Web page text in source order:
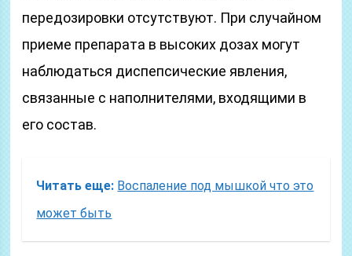
передозировки отсутствуют. При случайном
приеме препарата в высоких дозах могут
наблюдаться диспепсические явления,
связанные с наполнителями, входящими в
его состав.
Читать еще: Воспаление под мышкой что это
может быть